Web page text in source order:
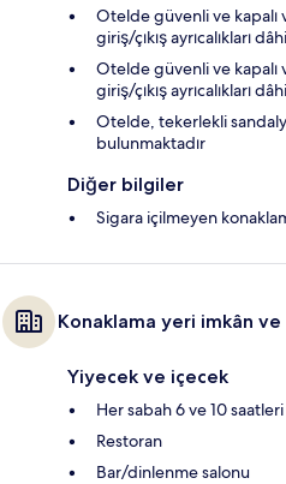
Otelde güvenli ve kapalı
giriş/çıkış ayrıcalıkları
Otelde güvenli ve kapalı
giriş/çıkış ayrıcalıkları
Otelde, tekerlekli
bulunmaktadır
Diğer bilgiler
Sigara içilmeyen
Konaklama yeri imkân ve
Yiyecek ve içecek
Her sabah 6 ve 10
Restoran
Bar/dinlenme salonu